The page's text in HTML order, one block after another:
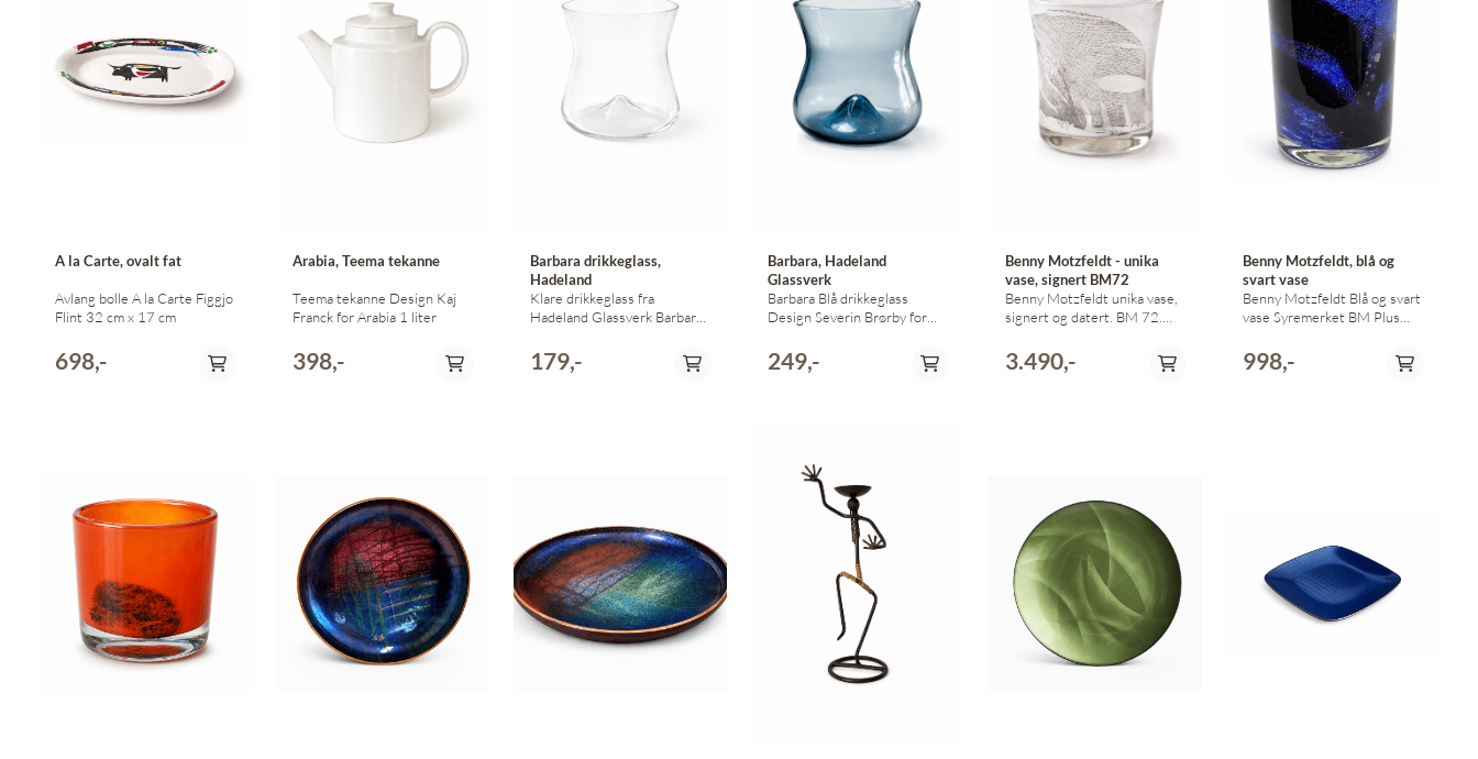
A la Carte, ovalt fat
Avlang bolle A la Carte Figgjo
Flint 32 cm x 17 cm
698,-
Arabia, Teema tekanne
Teema tekanne Design Kaj
Franck for Arabia 1 liter
398,-
Barbara drikkeglass,
Hadeland
Klare drikkeglass fra
Hadeland Glassverk Barbara
høye Diameter 8,5 cm
179,-
Barbara, Hadeland
Glassverk
Barbara Blå drikkeglass
Design Severin Brørby for
International buyers, please
contact us for shipping terms
249,-
Benny Motzfeldt - unika
vase, signert BM72
Benny Motzfeldt unika vase,
signert og datert. BM 72.
Diameter 12 cm Vasen er lys
lys beige, med lys grå-brun
3.490,-
Benny Motzfeldt, blå og
svart vase
Benny Motzfeldt Blå og svart
vase Syremerket BM Plus
diameter
998,-